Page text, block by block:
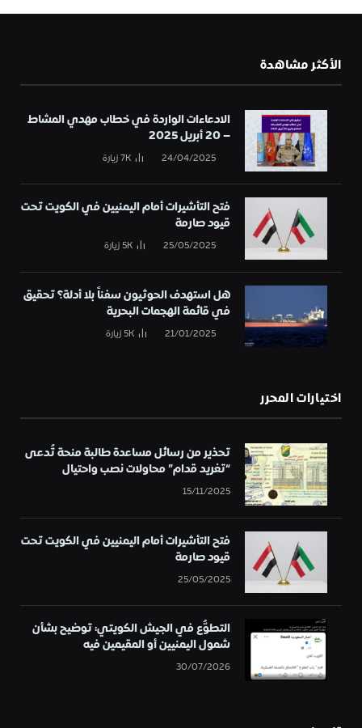
الأكثر مشاهدة
الادعاءات الواردة في خطاب مهدي المشاط
– 20 أبريل 2025
24/04/2025
7Kزيارة
فتح التأشيرات أمام اليمنيين في الكويت تحت
قيود صارمة
25/05/2025
5Kزيارة
هل استهدف الحوثيون سفناً بلا أدلة؟ تحقيق
في قائمة الهجمات البحرية
21/01/2025
5Kزيارة
اختيارات المحرر
تحذير من رسائل مساعدة طالبة منحة تُدعى
“تغريد قدام” محاولات نصب واحتيال
15/11/2025
فتح التأشيرات أمام اليمنيين في الكويت تحت
قيود صارمة
25/05/2025
التطوُّع في الجيش الكويتي: توضيح بشأن
شمول اليمنيين أو المقيمين فيه
30/07/2026